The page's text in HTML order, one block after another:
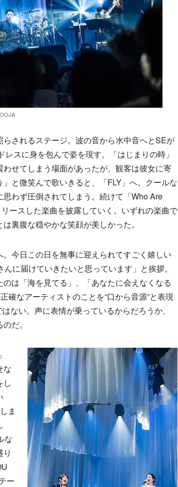
されるステージ。波の音から水中音へとSEが
スに身を包んで姿を現す。「はじまりの時」
せてしまう場面があったが、観客は彼女に寄
と微笑んで歌いきると、「FLY」へ。クールな
わず圧倒されてしまう。続けて「Who Are
ースした楽曲を披露していく。いずれの楽曲で
裏腹な穏やかな笑顔が美しかった。
今日この日を無事に迎えられてすごく嬉しい
に届けていきたいと思っています」と挨拶。
は「海を見てる」、「あなたに会えなくなる
確なアーティストのことを“口から音源”と表現
ない。声に表情が乗っているからだろうか、
だ。
な
し
ま
な
ー